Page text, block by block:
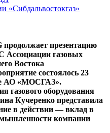
«Сибдальвостокгаз»
презентацию
Ассоциации газовых
Востока
состоялось 23
АО «МОСГАЗ».
газового оборудования
Кучеренко представила
в действии — вклад в
компании